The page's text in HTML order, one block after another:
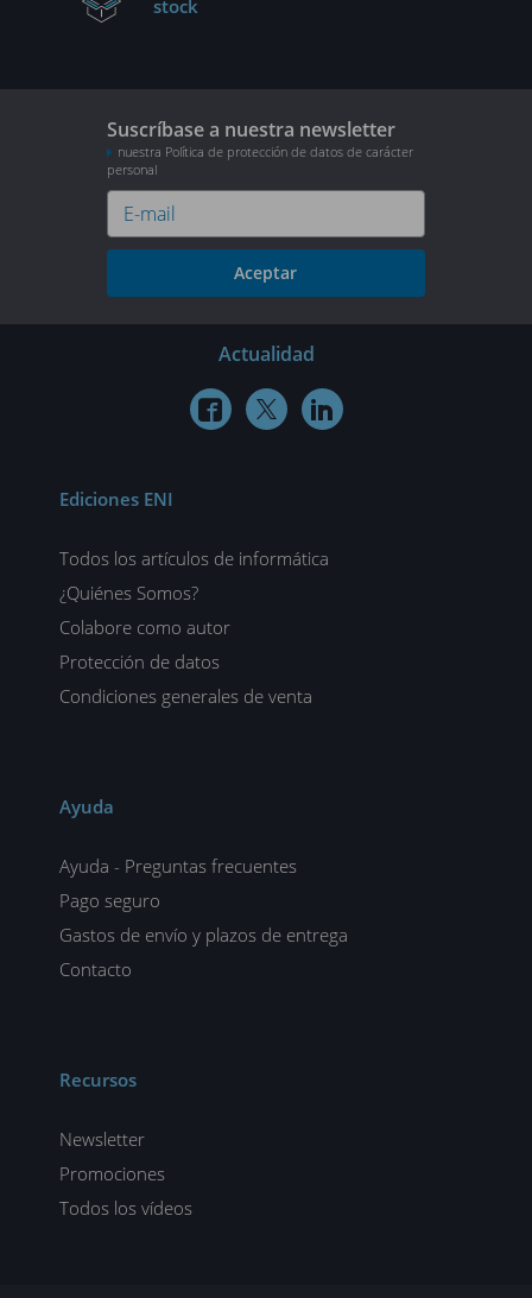
stock
Suscríbase a nuestra newsletter
nuestra Política de protección de datos de carácter
personal
Aceptar
Actualidad
  
Ediciones ENI
Todos los artículos de informática
¿Quiénes Somos?
Colabore como autor
Protección de datos
Condiciones generales de venta
Ayuda
Ayuda - Preguntas frecuentes
Pago seguro
Gastos de envío y plazos de entrega
Contacto
Recursos
Newsletter
Promociones
Todos los vídeos